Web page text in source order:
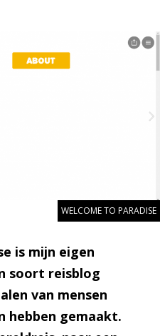
WELCOME TO PARADISE
is mijn eigen
soort reisblog
van mensen
hebben gemaakt.